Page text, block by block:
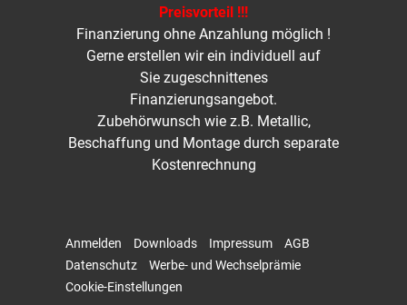
Preisvorteil !!!
Finanzierung ohne Anzahlung möglich !
Gerne erstellen wir ein individuell auf
Sie zugeschnittenes
Finanzierungsangebot.
Zubehörwunsch wie z.B. Metallic,
Beschaffung und Montage durch separate
Kostenrechnung
Anmelden Downloads Impressum
AGB
Datenschutz
Werbe- und Wechselprämie
Cookie-Einstellungen